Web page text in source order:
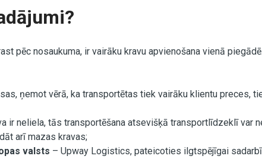
pēc nosaukuma, ir vairāku kravu apvienošana vienā
ņemot vērā, ka transportētas tiek vairāku klientu preces,
ir neliela, tās transportēšana atsevišķā transportlīdzeklī var
arī mazas kravas;
valsts – Upway Logistics, pateicoties ilgtspējīgai